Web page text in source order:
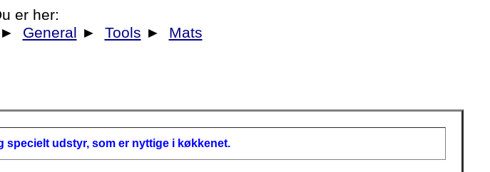
er her:
► General ► Tools ► Mats
specielt udstyr, som er nyttige i køkkenet.